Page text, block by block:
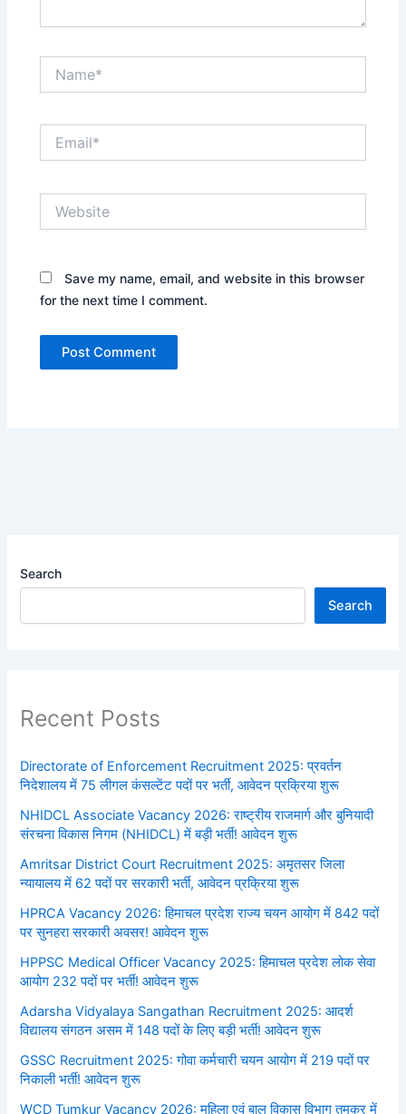
Save my name, email, and website in this browser
for the next time I comment.
Search
Search
Recent Posts
Directorate of Enforcement Recruitment 2025: प्रवर्तन
निदेशालय में 75 लीगल कंसल्टेंट पदों पर भर्ती, आवेदन प्रक्रिया शुरू
NHIDCL Associate Vacancy 2026: राष्ट्रीय राजमार्ग और बुनियादी
संरचना विकास निगम (NHIDCL) में बड़ी भर्ती! आवेदन शुरू
Amritsar District Court Recruitment 2025: अमृतसर जिला
न्यायालय में 62 पदों पर सरकारी भर्ती, आवेदन प्रक्रिया शुरू
HPRCA Vacancy 2026: हिमाचल प्रदेश राज्य चयन आयोग में 842 पदों
पर सुनहरा सरकारी अवसर! आवेदन शुरू
HPPSC Medical Officer Vacancy 2025: हिमाचल प्रदेश लोक सेवा
आयोग 232 पदों पर भर्ती! आवेदन शुरू
Adarsha Vidyalaya Sangathan Recruitment 2025: आदर्श
विद्यालय संगठन असम में 148 पदों के लिए बड़ी भर्ती! आवेदन शुरू
GSSC Recruitment 2025: गोवा कर्मचारी चयन आयोग में 219 पदों पर
निकाली भर्ती! आवेदन शुरू
WCD Tumkur Vacancy 2026: महिला एवं बाल विकास विभाग तुमकुर में